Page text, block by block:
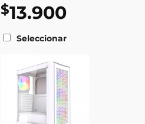
$13.900
Seleccionar